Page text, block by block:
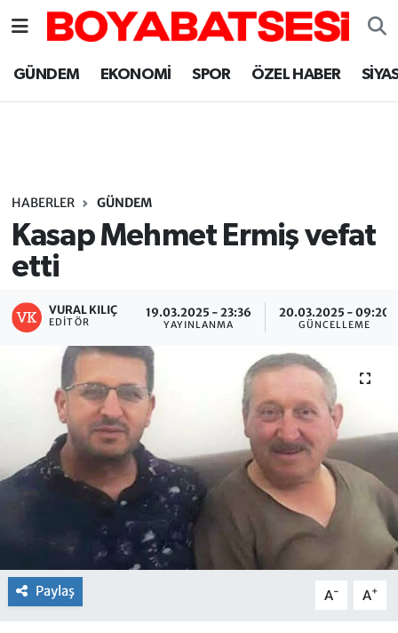
GÜNDEM EKONOMİ SPOR ÖZEL HABER
HABERLER GÜNDEM
Kasap Mehmet Ermiş vefat
etti
VURAL KILIÇ
EDITÖR
19.03.2025 - 23:36
YAYINLANMA
20.03.2025 - 09:20
GÜNCELLEME
Paylaş A- A+
Sinop Nöbetçi Eczaneler
Sinop Trafik Yoğunluk Haritası
Süper Lig Puan Durumu ve Fikstür
Haber Arşivi